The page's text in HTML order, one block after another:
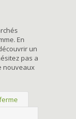
En
un
pas a
nouveaux